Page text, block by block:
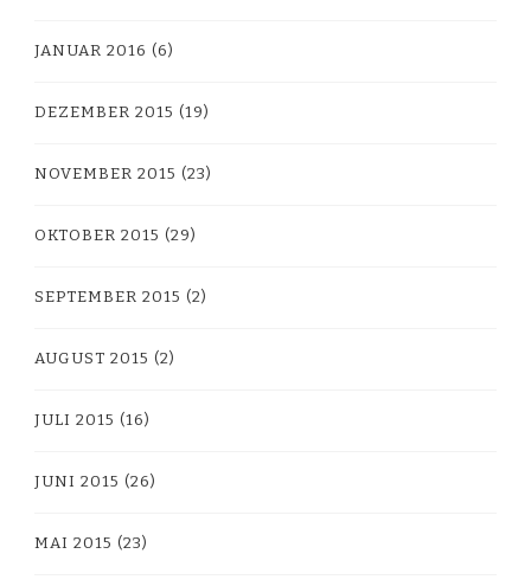
JANUAR 2016 (6)
DEZEMBER 2015 (19)
NOVEMBER 2015 (23)
OKTOBER 2015 (29)
SEPTEMBER 2015 (2)
AUGUST 2015 (2)
JULI 2015 (16)
JUNI 2015 (26)
MAI 2015 (23)